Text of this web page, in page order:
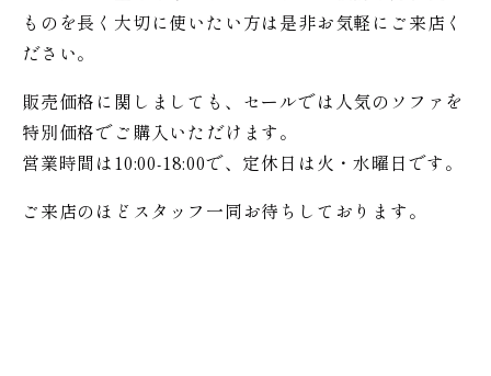
ものを長く大切に使いたい方は是非お気軽にご来店く
ださい。
販売価格に関しましても、セールでは人気のソファを
特別価格でご購入いただけます。
営業時間は10:00-18:00で、定休日は火・水曜日です。
ご来店のほどスタッフ一同お待ちしております。